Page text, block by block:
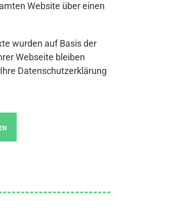
Website über einen
wurden auf Basis der
Webseite bleiben
Datenschutzerklärung